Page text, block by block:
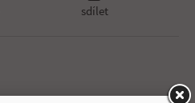
sdílet